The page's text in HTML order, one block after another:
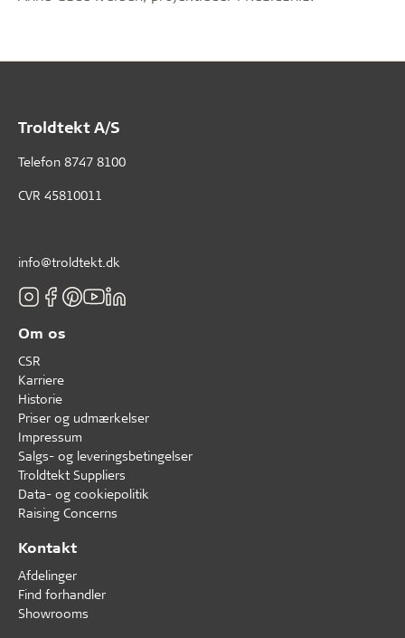
Troldtekt A/S
Telefon 8747 8100
CVR 45810011
info@troldtekt.dk
Om os
CSR
Karriere
Historie
Priser og udmærkelser
Impressum
Salgs- og leveringsbetingelser
Troldtekt Suppliers
Data- og cookiepolitik
Raising Concerns
Kontakt
Afdelinger
Find forhandler
Showrooms